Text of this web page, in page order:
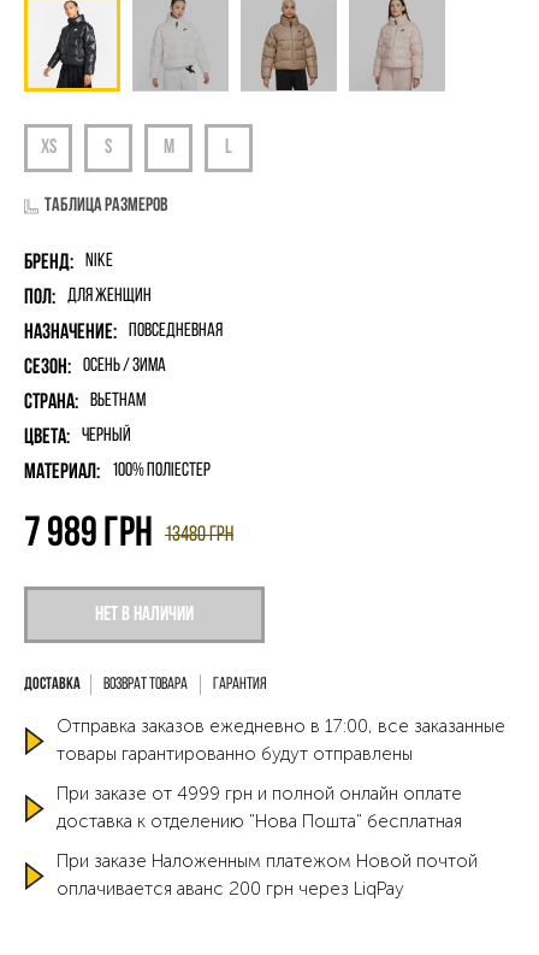
Таблица размеров
Бренд: Nike
Пол: для женщин
Назначение: Повседневная
Сезон: Осень / Зима
Страна: Вьетнам
Цвета: Черный
Материал: 100% поліестер
Нет в наличии
13480грн
7 989 грн
Возврат товара Гарантия
Отправка заказов ежедневно в 17:00, все заказанные
товары гарантированно будут отправлены
При заказе от 4999 грн и полной онлайн оплате
доставка к отделению "Нова Пошта" бесплатная
При заказе Наложенным платежом Новой почтой
оплачивается аванс 200 грн через LiqPay